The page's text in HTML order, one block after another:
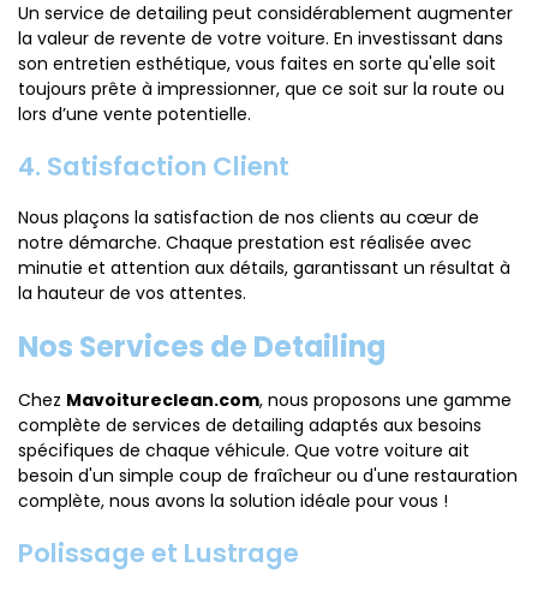
Un service de detailing peut considérablement augmenter
la valeur de revente de votre voiture. En investissant dans
son entretien esthétique, vous faites en sorte qu'elle soit
toujours prête à impressionner, que ce soit sur la route ou
lors d’une vente potentielle.
4. Satisfaction Client
Nous plaçons la satisfaction de nos clients au cœur de
notre démarche. Chaque prestation est réalisée avec
minutie et attention aux détails, garantissant un résultat à
la hauteur de vos attentes.
Nos Services de Detailing
Chez Mavoitureclean.com, nous proposons une gamme
complète de services de detailing adaptés aux besoins
spécifiques de chaque véhicule. Que votre voiture ait
besoin d'un simple coup de fraîcheur ou d'une restauration
complète, nous avons la solution idéale pour vous !
Polissage et Lustrage